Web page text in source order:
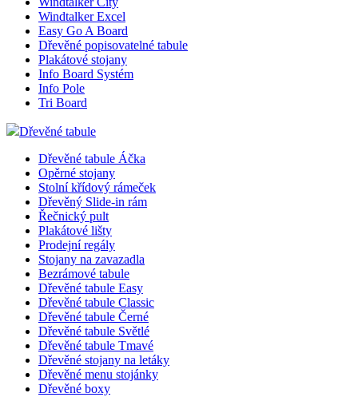
Windtalker Excel
Easy Go A Board
Dřevěné popisovatelné tabule
Plakátové stojany
Info Board Systém
Info Pole
Tri Board
Dřevěné tabule
Dřevěné tabule Áčka
Opěrné stojany
Stolní křídový rámeček
Dřevěný Slide-in rám
Řečnický pult
Plakátové lišty
Prodejní regály
Stojany na zavazadla
Bezrámové tabule
Dřevěné tabule Easy
Dřevěné tabule Classic
Dřevěné tabule Černé
Dřevěné tabule Světlé
Dřevěné tabule Tmavé
Dřevěné stojany na letáky
Dřevěné menu stojánky
Dřevěné boxy